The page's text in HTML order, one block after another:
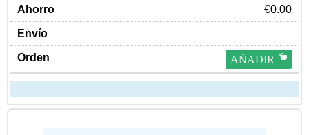
€0.00
AÑADIR